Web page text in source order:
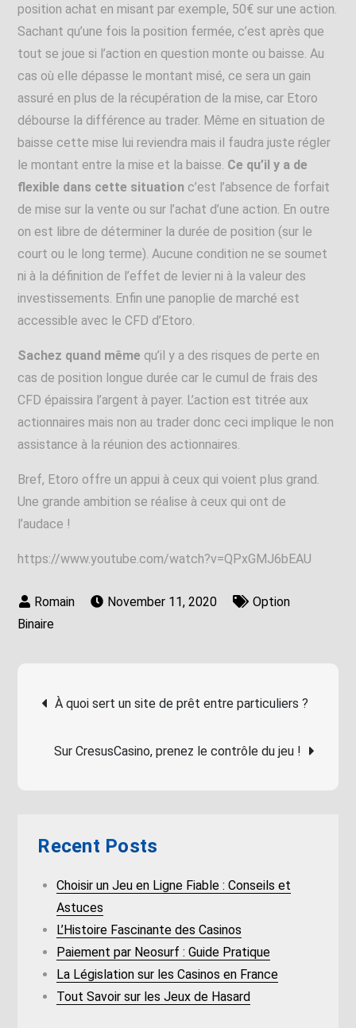
position achat en misant par exemple, 50€ sur une action.
Sachant qu’une fois la position fermée, c’est après que
tout se joue si l’action en question monte ou baisse. Au
cas où elle dépasse le montant misé, ce sera un gain
assuré en plus de la récupération de la mise, car Etoro
débourse la différence au trader. Même en situation de
baisse cette mise lui reviendra mais il faudra juste régler
le montant entre la mise et la baisse. Ce qu’il y a de
flexible dans cette situation c’est l’absence de forfait
de mise sur la vente ou sur l’achat d’une action. En outre
on est libre de déterminer la durée de position (sur le
court ou le long terme). Aucune condition ne se soumet
ni à la définition de l’effet de levier ni à la valeur des
investissements. Enfin une panoplie de marché est
accessible avec le CFD d’Etoro.
Sachez quand même qu’il y a des risques de perte en
cas de position longue durée car le cumul de frais des
CFD épaissira l’argent à payer. L’action est titrée aux
actionnaires mais non au trader donc ceci implique le non
assistance à la réunion des actionnaires.
Bref, Etoro offre un appui à ceux qui voient plus grand.
Une grande ambition se réalise à ceux qui ont de
l’audace !
https://www.youtube.com/watch?v=QPxGMJ6bEAU
November 11, 2020
Option
Binaire
Post
navigation
À quoi sert un site de prêt entre particuliers ?
Sur CresusCasino, prenez le contrôle du jeu !
Recent Posts
Choisir un Jeu en Ligne Fiable : Conseils et
Astuces
L’Histoire Fascinante des Casinos
Paiement par Neosurf : Guide Pratique
La Législation sur les Casinos en France
Tout Savoir sur les Jeux de Hasard